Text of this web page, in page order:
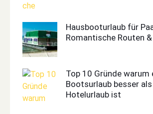
Hausbooturlaub für
Romantische Routen
Top 10 Gründe warum
Bootsurlaub besser als
Hotelurlaub ist